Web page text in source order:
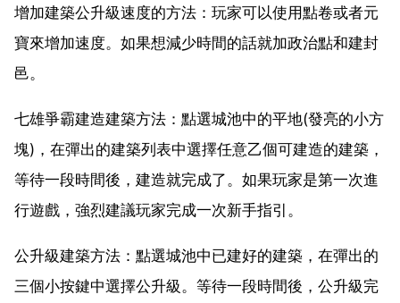
增加建築公升級速度的方法：玩家可以使用點卷或者元
寶來增加速度。如果想減少時間的話就加政治點和建封
邑。
七雄爭霸建造建築方法：點選城池中的平地(發亮的小方
塊)，在彈出的建築列表中選擇任意乙個可建造的建築，
等待一段時間後，建造就完成了。如果玩家是第一次進
行遊戲，強烈建議玩家完成一次新手指引。
公升級建築方法：點選城池中已建好的建築，在彈出的
三個小按鍵中選擇公升級。等待一段時間後，公升級完